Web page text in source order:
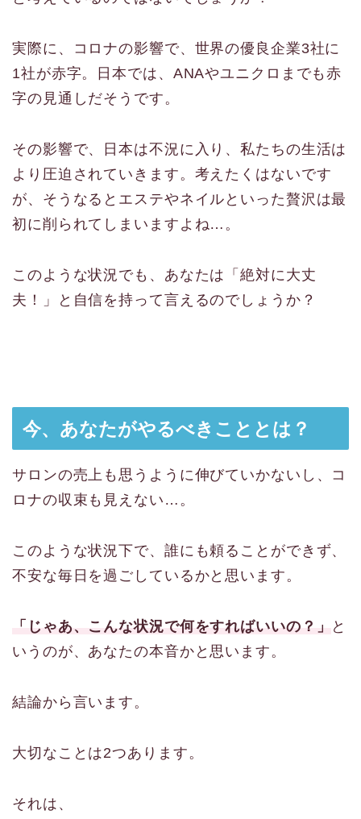
実際に、コロナの影響で、世界の優良企業3社に
1社が赤字。日本では、ANAやユニクロまでも赤
字の見通しだそうです。
その影響で、日本は不況に入り、私たちの生活は
より圧迫されていきます。考えたくはないです
が、そうなるとエステやネイルといった贅沢は最
初に削られてしまいますよね…。
このような状況でも、あなたは「絶対に大丈
夫！」と自信を持って言えるのでしょうか？
今、あなたがやるべきこととは？
サロンの売上も思うように伸びていかないし、コ
ロナの収束も見えない…。
このような状況下で、誰にも頼ることができず、
不安な毎日を過ごしているかと思います。
「じゃあ、こんな状況で何をすればいいの？」
と
いうのが、あなたの本音かと思います。
結論から言います。
大切なことは2つあります。
それは、